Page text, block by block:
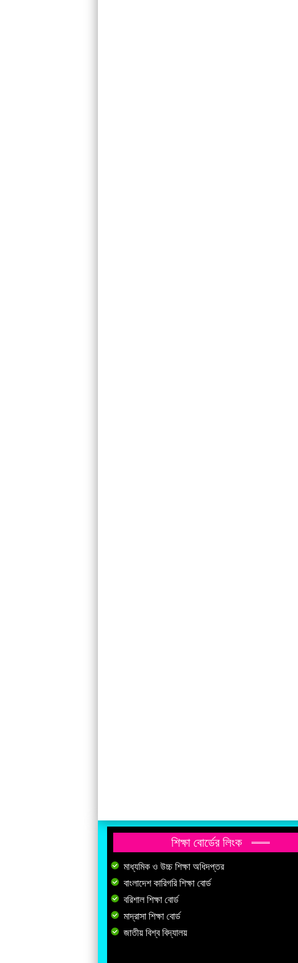
শিক্ষা বোর্ডের লিংক
মাধ্যমিক ও উচ্চ শিক্ষা অধিদপ্তর
বাংলাদেশ কারিগরি শিক্ষা বোর্ড
বরিশাল শিক্ষা বোর্ড
মাদ্রাসা শিক্ষা বোর্ড
জাতীয় বিশ্ব বিদ্যালয়